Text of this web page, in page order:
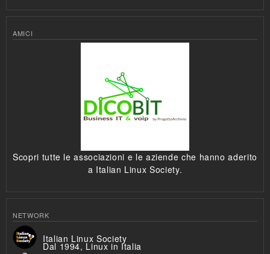
AMICI
Scopri tutte le associazioni e le aziende che hanno aderito
a Italian Linux Society.
NETWORK
Italian Linux Society
Dal 1994, Linux in Italia